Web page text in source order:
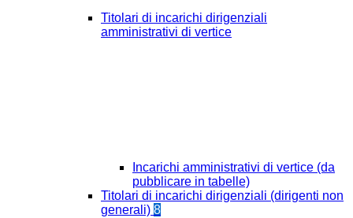
Titolari di incarichi dirigenziali
amministrativi di vertice
Incarichi amministrativi di vertice (da
pubblicare in tabelle)
Titolari di incarichi dirigenziali (dirigenti non
generali) 8